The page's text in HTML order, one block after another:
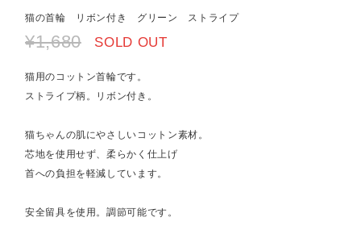
猫の首輪 リボン付き グリーン ストライプ
¥1,680 SOLD OUT
猫用のコットン首輪です。
ストライプ柄。リボン付き。
猫ちゃんの肌にやさしいコットン素材。
芯地を使用せず、柔らかく仕上げ
首への負担を軽減しています。
安全留具を使用。調節可能です。